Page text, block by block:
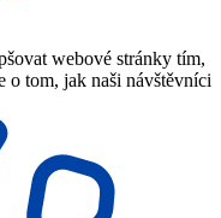
webové stránky tím,
o tom, jak naši návštěvníci